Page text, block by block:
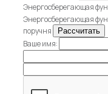
Энергосберегающая
Энергосберегающая
поручня
Ваше имя: